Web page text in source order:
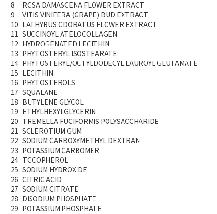
8
ROSA DAMASCENA FLOWER EXTRACT
9
VITIS VINIFERA (GRAPE) BUD EXTRACT
10 LATHYRUS ODORATUS FLOWER EXTRACT
11 SUCCINOYL ATELOCOLLAGEN
12 HYDROGENATED LECITHIN
13 PHYTOSTERYL ISOSTEARATE
14 PHYTOSTERYL/OCTYLDODECYL LAUROYL GLUTAMATE
15 LECITHIN
16 PHYTOSTEROLS
17 SQUALANE
18 BUTYLENE GLYCOL
19 ETHYLHEXYLGLYCERIN
20 TREMELLA FUCIFORMIS POLYSACCHARIDE
21 SCLEROTIUM GUM
22 SODIUM CARBOXYMETHYL DEXTRAN
23 POTASSIUM CARBOMER
24 TOCOPHEROL
25 SODIUM HYDROXIDE
26 CITRIC ACID
27 SODIUM CITRATE
28 DISODIUM PHOSPHATE
29 POTASSIUM PHOSPHATE